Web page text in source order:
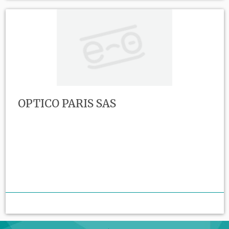
OPTICO PARIS SAS